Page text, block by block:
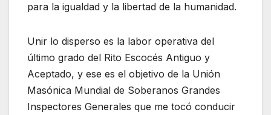
para la igualdad y la libertad de la humanidad.
Unir lo disperso es la labor operativa del
último grado del Rito Escocés Antiguo y
Aceptado, y ese es el objetivo de la Unión
Masónica Mundial de Soberanos Grandes
Inspectores Generales que me tocó conducir